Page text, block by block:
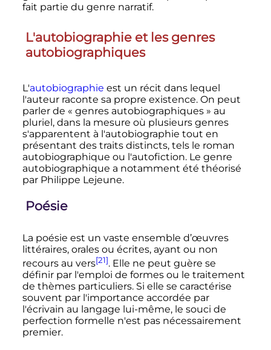
fait partie du genre narratif.
L'autobiographie et les genres
autobiographiques
L'autobiographie est un récit dans lequel
l'auteur raconte sa propre existence. On peut
parler de « genres autobiographiques » au
pluriel, dans la mesure où plusieurs genres
s'apparentent à l'autobiographie tout en
présentant des traits distincts, tels le roman
autobiographique ou l'autofiction. Le genre
autobiographique a notamment été théorisé
par Philippe Lejeune.
Poésie
La poésie est un vaste ensemble d’œuvres
littéraires, orales ou écrites, ayant ou non
recours au vers[21]. Elle ne peut guère se
définir par l'emploi de formes ou le traitement
de thèmes particuliers. Si elle se caractérise
souvent par l'importance accordée par
l'écrivain au langage lui-même, le souci de
perfection formelle n'est pas nécessairement
premier.